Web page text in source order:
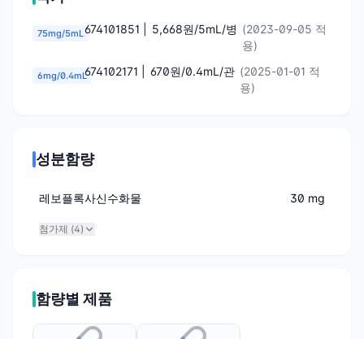
75mg/5mL 674101851 | 5,668원/5mL/병 (2023-09-05 적
용)
6mg/0.4mL674102171 | 670원/0.4mL/관 (2025-01-01 적
용)
성분함량
레보플록사신수화물 30 mg
첨가제 (4)
함량별 제품